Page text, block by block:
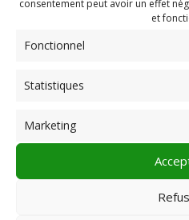
consentement peut avoir un effet
et
Fonctionnel
Statistiques
Marketing
spectateurs de 5 cinémas
MONDE, VOYAGE ENTRE
rencontre cinéma